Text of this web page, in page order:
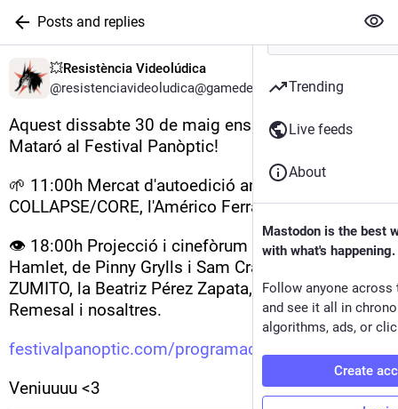
Posts and replies
💥Resistència Videolúdica
@resistenciavideoludica@gamedev.lgbt
Aquest dissabte 30 de maig ens veiem al MAC de
Mataró al Festival Panòptic!
🌱 11:00h Mercat d'autoedició amb
COLLAPSE/CORE, l'Américo Ferraiuolo i ZUMITO
👁️ 18:00h Projecció i cinefòrum de Grand Theft
Hamlet, de Pinny Grylls i Sam Crane. Amb
ZUMITO, la Beatriz Pérez Zapata, el Víctor Navarro
Remesal i nosaltres.
festivalpanoptic.com/programac
Veniuuuu <3
Trending
Live feeds
About
Mastodon is the best
with what's happening.
Follow anyone across
and see it all in
algorithms, ads, or
Create